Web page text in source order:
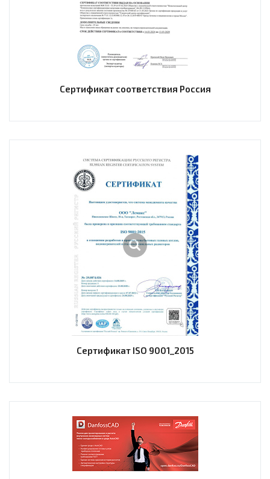
Сертификат соответствия Россия
Сертификат ISO 9001_2015